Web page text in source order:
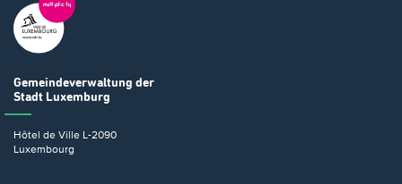
Gemeindeverwaltung der
Stadt Luxemburg
Hôtel de Ville L-2090
Luxembourg